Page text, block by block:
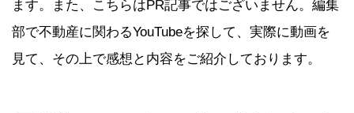
ます。また、こちらはPR記事ではございません。編集
部で不動産に関わるYouTubeを探して、実際に動画を
見て、その上で感想と内容をご紹介しております。